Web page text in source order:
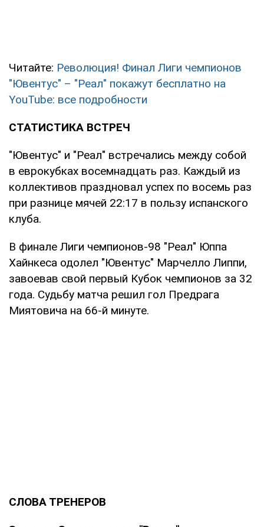
Читайте: Революция! Финал Лиги чемпионов
"Ювентус" – "Реал" покажут бесплатно на
YouTube: все подробности
СТАТИСТИКА ВСТРЕЧ
"Ювентус" и "Реал" встречались между собой
в еврокубках восемнадцать раз. Каждый из
коллективов праздновал успех по восемь раз
при разнице мячей 22:17 в пользу испанского
клуба.
В финале Лиги чемпионов-98 "Реал" Юппа
Хайнкеса одолел "Ювентус" Марчелло Липпи,
завоевав свой первый Кубок чемпионов за 32
года. Судьбу матча решил гол Предрага
Миятовича на 66-й минуте.
СЛОВА ТРЕНЕРОВ